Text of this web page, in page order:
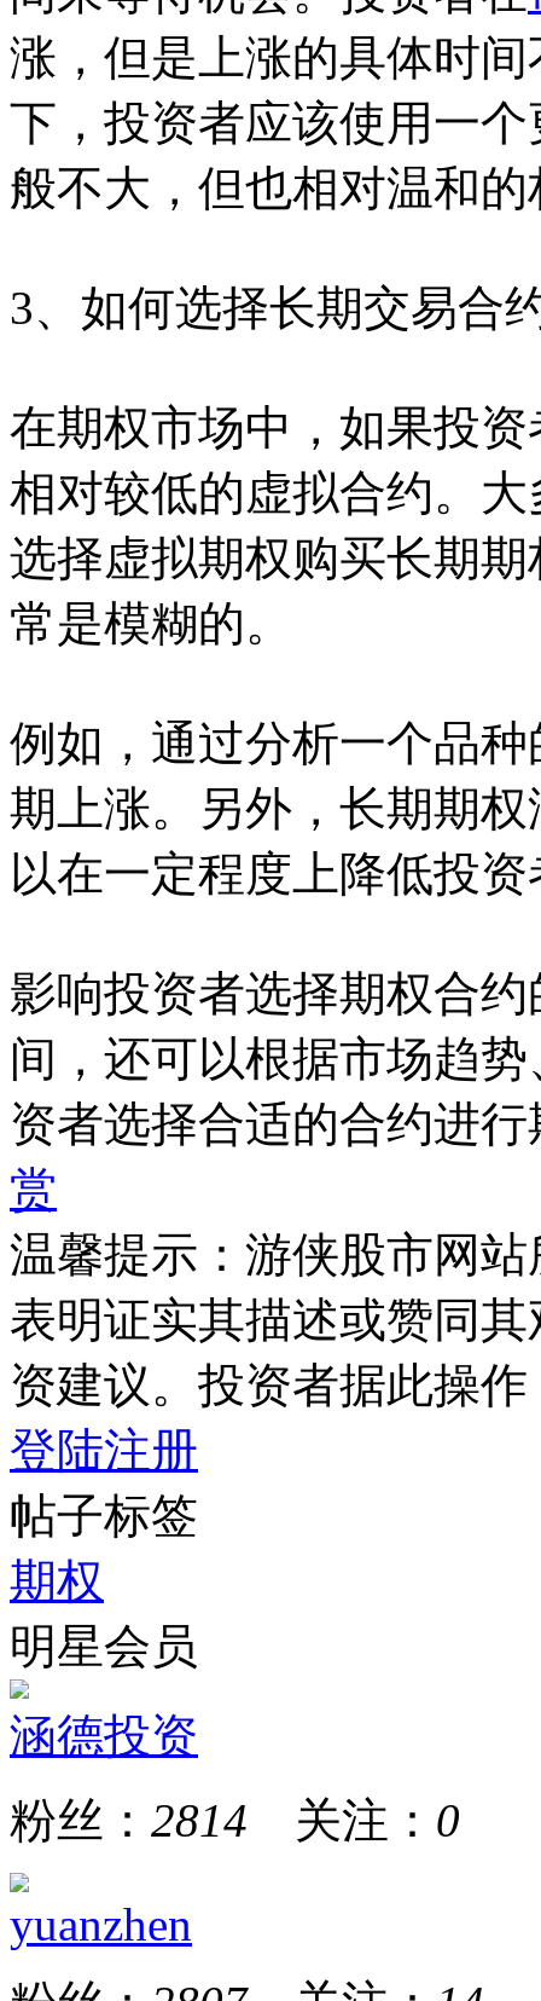
涨，但是上涨的具体时
下，投资者应该使用一
般不大，但也相对温和
3、如何选择长期交易合
在期权市场中，如果投
相对较低的虚拟合约。
选择虚拟期权购买长期
常是模糊的。
例如，通过分析一个品
期上涨。另外，长期期
以在一定程度上降低投
影响投资者选择期权合
间，还可以根据市场趋
资者选择合适的合约进
赏
温馨提示：游侠股市网
表明证实其描述或赞同
资建议。投资者据此操
登陆注册
帖子标签
期权
明星会员
涵德投资
粉丝： 2814 关注： 0
yuanzhen